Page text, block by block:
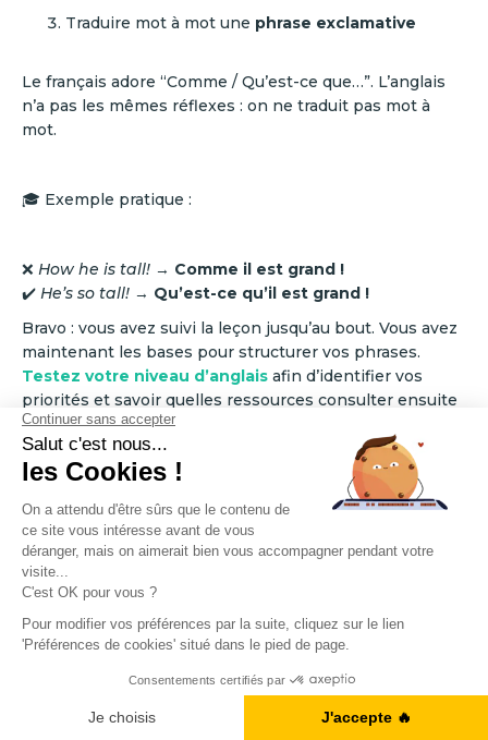
Traduire mot à mot une phrase exclamative
Le français adore “Comme / Qu’est-ce que…”. L’anglais
n’a pas les mêmes réflexes : on ne traduit pas mot à
mot.
🎓 Exemple pratique :
❌ How he is tall! → Comme il est grand !
✔️ He’s so tall! → Qu’est-ce qu’il est grand !
Bravo : vous avez suivi la leçon jusqu’au bout. Vous avez
maintenant les bases pour structurer vos phrases.
Testez votre niveau d’anglais afin d’identifier vos
priorités et savoir quelles ressources consulter ensuite
pour progresser plus vite.
A1, B2, C1... Vous en êtes où ?
Faites le point sur votre niveau d'anglais en
quelques minutes.
Je fais le test
A1, B2, C1... Vous en êtes où ?
Je fais le test